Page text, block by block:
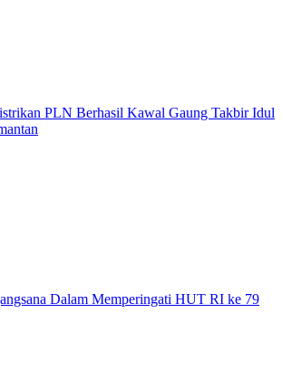
PLN Berhasil Kawal Gaung Takbir Idul
Dalam Memperingati HUT RI ke 79